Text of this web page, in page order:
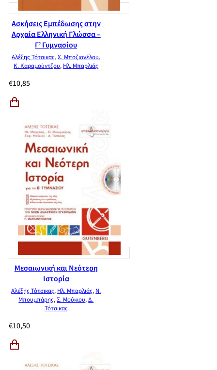
Ασκήσεις Εμπέδωσης στην
Αρχαία Ελληνική Γλώσσα –
Γ’ Γυμνασίου
Αλέξης Τότσικας,Χ. Μποζιονέλου,
Κ. Καραμούντζου, Ηλ. Μπαρλιάς
€10,85
Μεσαιωνική και Νεότερη
Ιστορία
Αλέξης Τότσικας, Ηλ. Μπαρλιάς, Ν.
Μπουμπάρης,Σ. Μούκιου,Δ.
Τότσικας
€10,50